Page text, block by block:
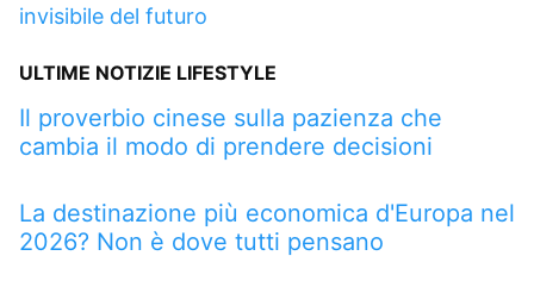
invisibile del futuro
ULTIME NOTIZIE LIFESTYLE
Il proverbio cinese sulla pazienza che
cambia il modo di prendere decisioni
La destinazione più economica d'Europa nel
2026? Non è dove tutti pensano